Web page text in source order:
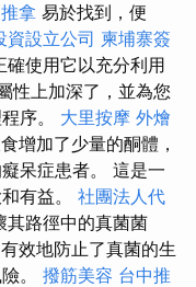
拿 易於找到，便
資設立公司 柬埔寨簽
使用它以充分利用
性上加深了，並為您
序。 大里按摩 外燴
增加了少量的酮體，
呆症患者。 這是一
有益。 社團法人代
其路徑中的真菌菌
效地防止了真菌的生
。 撥筋美容 台中推